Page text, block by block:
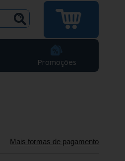
Promoções
Mais formas de pagamento